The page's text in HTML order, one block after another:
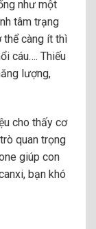
như một
tâm trạng
thể càng ít thì
cáu…. Thiếu
lượng,
cho thấy cơ
quan trọng
giúp con
bạn khó